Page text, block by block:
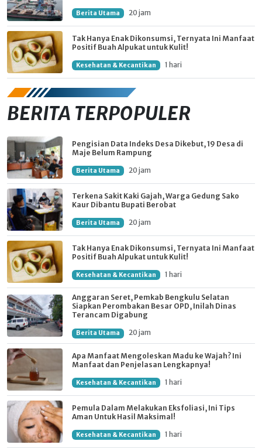
Berita Utama 20 jam
Tak Hanya Enak Dikonsumsi, Ternyata Ini Manfaat
Positif Buah Alpukat untuk Kulit!
Kesehatan & Kecantikan 1 hari
BERITA TERPOPULER
Pengisian Data Indeks Desa Dikebut, 19 Desa di
Maje Belum Rampung
Berita Utama 20 jam
Terkena Sakit Kaki Gajah, Warga Gedung Sako
Kaur Dibantu Bupati Berobat
Berita Utama 20 jam
Tak Hanya Enak Dikonsumsi, Ternyata Ini Manfaat
Positif Buah Alpukat untuk Kulit!
Kesehatan & Kecantikan 1 hari
Anggaran Seret, Pemkab Bengkulu Selatan
Siapkan Perombakan Besar OPD, Inilah Dinas
Terancam Digabung
Berita Utama 20 jam
Apa Manfaat Mengoleskan Madu ke Wajah? Ini
Manfaat dan Penjelasan Lengkapnya!
Kesehatan & Kecantikan 1 hari
Pemula Dalam Melakukan Eksfoliasi, Ini Tips
Aman Untuk Hasil Maksimal!
Kesehatan & Kecantikan 1 hari